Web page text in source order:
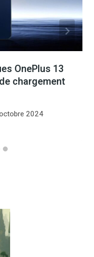
OnePlus 13
chargement
2024